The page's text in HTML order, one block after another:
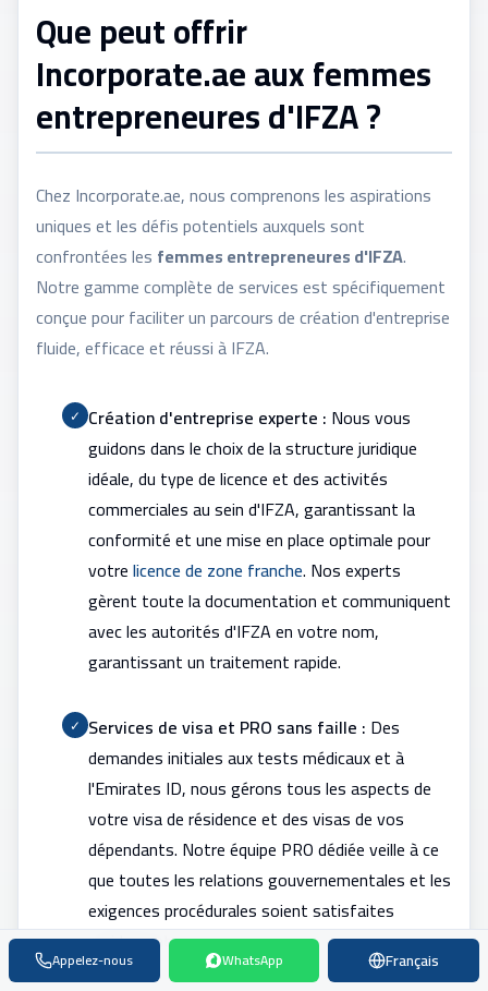
Que peut offrir
Incorporate.ae aux femmes
entrepreneures d'IFZA ?
Chez Incorporate.ae, nous comprenons les aspirations
uniques et les défis potentiels auxquels sont
confrontées les femmes entrepreneures d'IFZA.
Notre gamme complète de services est spécifiquement
conçue pour faciliter un parcours de création d'entreprise
fluide, efficace et réussi à IFZA.
✓ Création d'entreprise experte : Nous vous
guidons dans le choix de la structure juridique
idéale, du type de licence et des activités
commerciales au sein d'IFZA, garantissant la
conformité et une mise en place optimale pour
votrelicence de zone franche. Nos experts
gèrent toute la documentation et communiquent
avec les autorités d'IFZA en votre nom,
garantissant un traitement rapide.
✓ Services de visa et PRO sans faille : Des
demandes initiales aux tests médicaux et à
l'Emirates ID, nous gérons tous les aspects de
votre visa de résidence et des visas de vos
dépendants. Notre équipe PRO dédiée veille à ce
que toutes les relations gouvernementales et les
exigences procédurales soient satisfaites
rapidement.
Appelez-nous WhatsApp Français